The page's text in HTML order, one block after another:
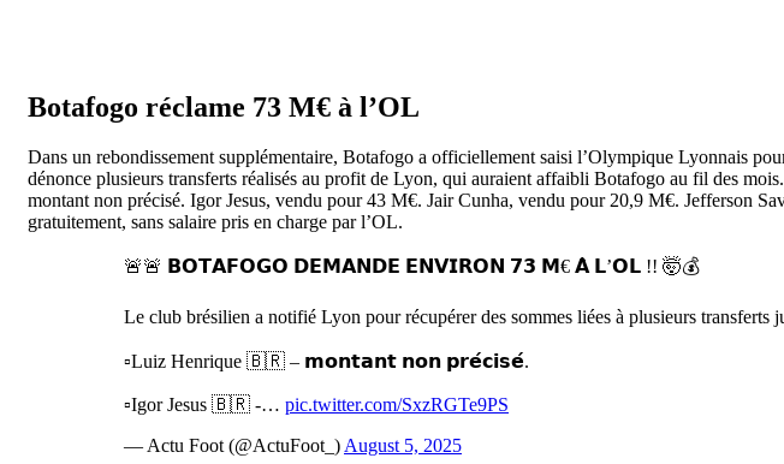
Botafogo réclame 73 M€ à l’OL
Dans un rebondissement supplémentaire, Botafogo a officiellement saisi l’Olympique Lyonnais
dénonce plusieurs transferts réalisés au profit de Lyon, qui auraient affaibli Botafogo au fil des
montant non précisé. Igor Jesus, vendu pour 43 M€. Jair Cunha, vendu pour 20,9 M€. Jefferson
gratuitement, sans salaire pris en charge par l’OL.
🚨🚨 𝗕𝗢𝗧𝗔𝗙𝗢𝗚𝗢 𝗗𝗘𝗠𝗔𝗡𝗗𝗘 𝗘𝗡𝗩𝗜𝗥𝗢𝗡 𝟳𝟯 𝗠€ 𝗔̀ 𝗟’𝗢𝗟 !! 🤯💰
Le club brésilien a notifié Lyon pour récupérer des sommes liées à plusieurs transferts
▫️Luiz Henrique 🇧🇷 – 𝗺𝗼𝗻𝘁𝗮𝗻𝘁 𝗻𝗼𝗻 𝗽𝗿𝗲́𝗰𝗶𝘀𝗲́.
▫️Igor Jesus 🇧🇷 -… pic.twitter.com/SxzRGTe9PS
— Actu Foot (@ActuFoot_)August 5, 2025